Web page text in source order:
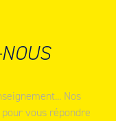
Nos
vous répondre